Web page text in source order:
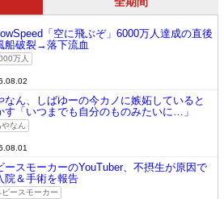
「空に飛ぶぞ」6000万人達成の直後
船破裂→落下流血
万人
なん、しばゆーの今カノに嫉妬していると
す「いつまでも自分のものみたいに…」
なん
ースモーカーのYouTuber、不摂生が原因で
院＆手術を報告
ビースモーカー